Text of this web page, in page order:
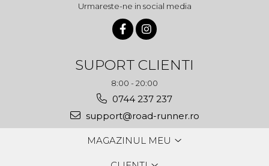
Urmareste-ne in social media
SUPORT CLIENTI
8:00 - 20:00
0744 237 237
support@road-runner.ro
MAGAZINUL MEU